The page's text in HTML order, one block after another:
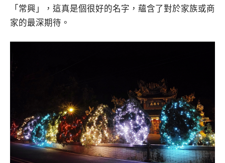
「常興」，這真是個很好的名字，蘊含了對於家族或商
家的最深期待。